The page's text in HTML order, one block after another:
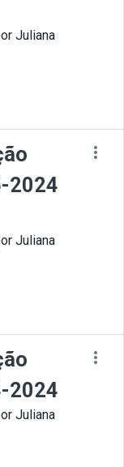
Juliana
2024
Juliana
2024
Juliana